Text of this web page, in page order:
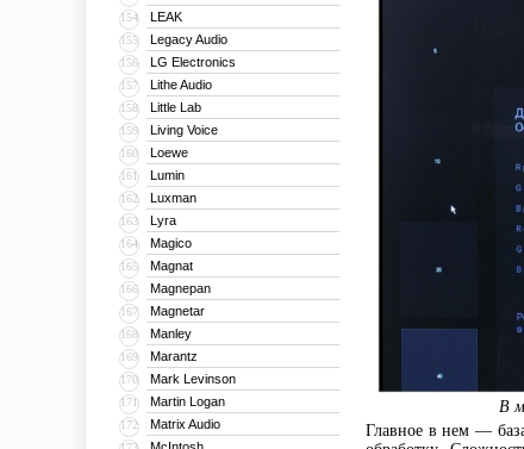
154 LEAK
155 Legacy Audio
156 LG Electronics
157 Lithe Audio
158 Little Lab
159 Living Voice
160 Loewe
161 Lumin
162 Luxman
163 Lyra
164 Magico
165 Magnat
166 Magnepan
167 Magnetar
168 Manley
169 Marantz
170 Mark Levinson
171 Martin Logan
172 Matrix Audio
В
Главное в нем —